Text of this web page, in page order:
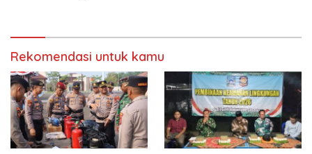
Rekomendasi untuk kamu